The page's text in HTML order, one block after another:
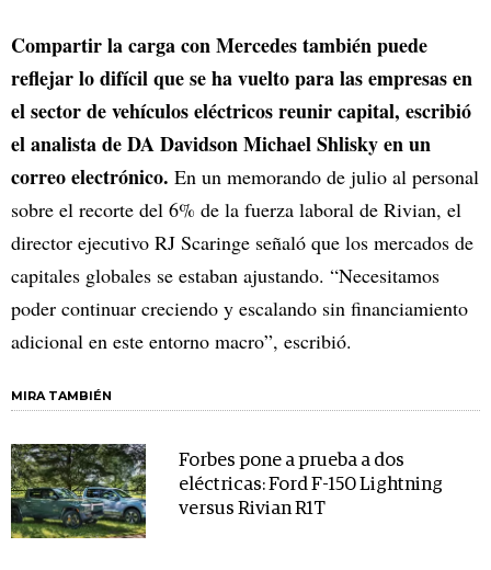
Compartir la carga con Mercedes también puede
reflejar lo difícil que se ha vuelto para las empresas en
el sector de vehículos eléctricos reunir capital, escribió
el analista de DA Davidson Michael Shlisky en un
correo electrónico. En un memorando de julio al personal
sobre el recorte del 6% de la fuerza laboral de Rivian, el
director ejecutivo RJ Scaringe señaló que los mercados de
capitales globales se estaban ajustando. “Necesitamos
poder continuar creciendo y escalando sin financiamiento
adicional en este entorno macro”, escribió.
MIRA TAMBIÉN
Forbes pone a prueba a dos
eléctricas: Ford F-150 Lightning
versus Rivian R1T